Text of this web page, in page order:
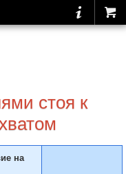
стоя к
на